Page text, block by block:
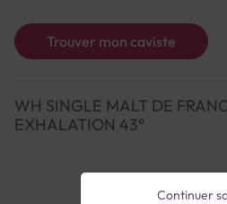
Trouver mon caviste
WH SINGLE MALT DE
EXHALATION 43°
Continuer